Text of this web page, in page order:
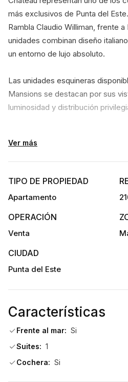
más exclusivos de Punta del
Rambla Claudio Williman, frente
unidades combinan diseño
un entorno de lujo absoluto.
Las unidades esquineras
Mansions se destacan por sus
luminosidad y distribución
4 dormitorios en suite
1 baño adicional
250 m² totales
Terraza con visuales abiertas
Espacios de guardado y
Ver más
TIPO DE PROPIEDAD
Apartamento
OPERACIÓN
Venta
CIUDAD
Punta del Este
Características
Frente al mar: Si
Suites: 1
Cochera: Si